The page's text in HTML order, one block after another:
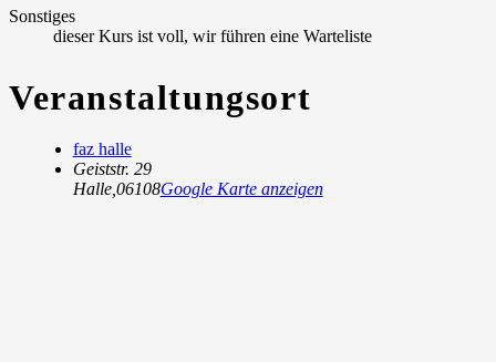
Sonstiges
dieser Kurs ist voll, wir führen eine Warteliste
Veranstaltungsort
faz halle
Geiststr. 29
Halle, 06108Google Karte anzeigen